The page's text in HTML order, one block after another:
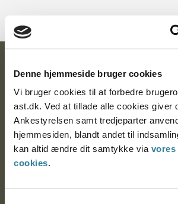
Denne hjemmeside bruger cookies
Vi bruger cookies til at forbedre
ast.dk. Ved at tillade alle cookies giver
Ankestyrelsen samt tredjeparter
hjemmesiden, blandt andet til
kan altid ændre dit samtykke via vores
cookies.
Ankestyrelsen
Postadresse:
Nytorv 7, 2. sal
9000 Aalborg